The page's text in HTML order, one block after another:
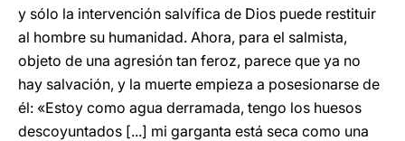
y sólo la intervención salvífica de Dios puede restituir
al hombre su humanidad. Ahora, para el salmista,
objeto de una agresión tan feroz, parece que ya no
hay salvación, y la muerte empieza a posesionarse de
él: «Estoy como agua derramada, tengo los huesos
descoyuntados [...] mi garganta está seca como una